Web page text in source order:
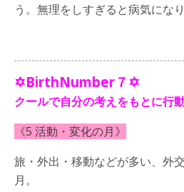
う。無理をしすぎると病気にな
✡BirthNumber７✡
クールで自分の考えをもとに行
《5 活動・変化の月》
旅・外出・移動などが多い、外
月。